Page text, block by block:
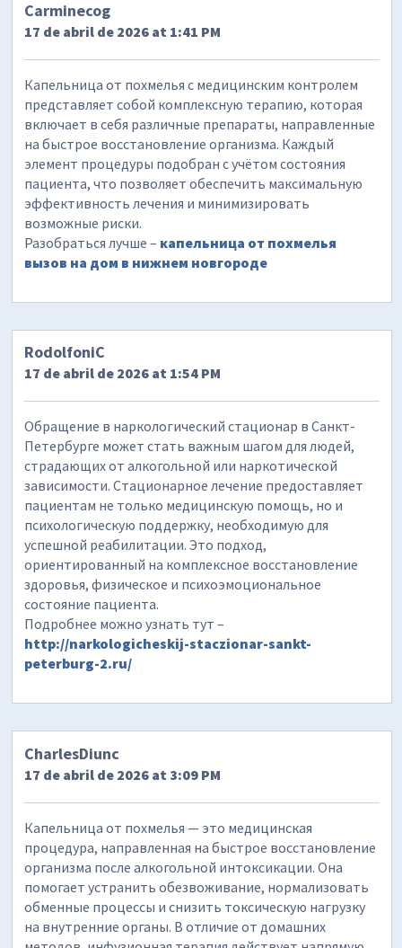
Carminecog
17 de abril de 2026 at 1:41 PM
Капельница от похмелья с медицинским контролем
представляет собой комплексную терапию, которая
включает в себя различные препараты, направленные
на быстрое восстановление организма. Каждый
элемент процедуры подобран с учётом состояния
пациента, что позволяет обеспечить максимальную
эффективность лечения и минимизировать
возможные риски.
Разобраться лучше – капельница от похмелья
вызов на дом в нижнем новгороде
RodolfoniC
17 de abril de 2026 at 1:54 PM
Обращение в наркологический стационар в Санкт-
Петербурге может стать важным шагом для людей,
страдающих от алкогольной или наркотической
зависимости. Стационарное лечение предоставляет
пациентам не только медицинскую помощь, но и
психологическую поддержку, необходимую для
успешной реабилитации. Это подход,
ориентированный на комплексное восстановление
здоровья, физическое и психоэмоциональное
состояние пациента.
Подробнее можно узнать тут –
http://narkologicheskij-staczionar-sankt-
peterburg-2.ru/
CharlesDiunc
17 de abril de 2026 at 3:09 PM
Капельница от похмелья — это медицинская
процедура, направленная на быстрое восстановление
организма после алкогольной интоксикации. Она
помогает устранить обезвоживание, нормализовать
обменные процессы и снизить токсическую нагрузку
на внутренние органы. В отличие от домашних